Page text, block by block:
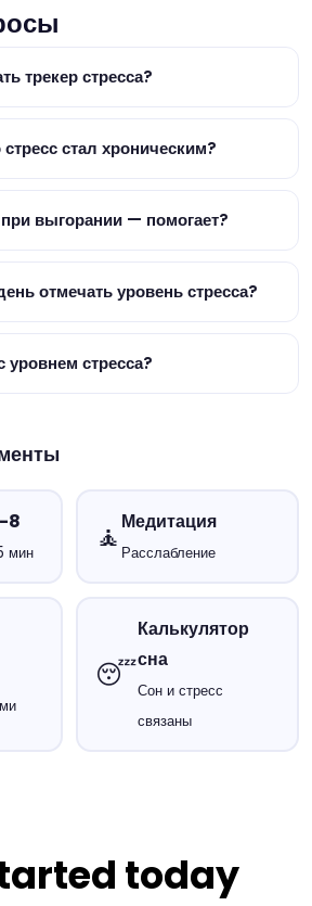
трекер стресса?
стал хроническим?
при выгорании — помогает?
отмечать уровень стресса?
уровнем стресса?
8
мин 🧘 Медитация
Расслабление
😴
Калькулятор
сна
Сон и стресс
связаны
today